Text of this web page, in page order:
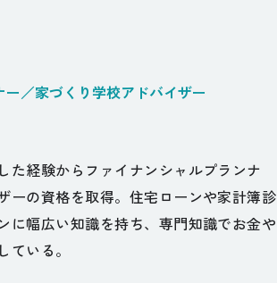
／家づくり学校アドバイザー
た経験からファイナンシャルプランナ
ーの資格を取得。住宅ローンや家計簿診
に幅広い知識を持ち、専門知識でお金や
いる。